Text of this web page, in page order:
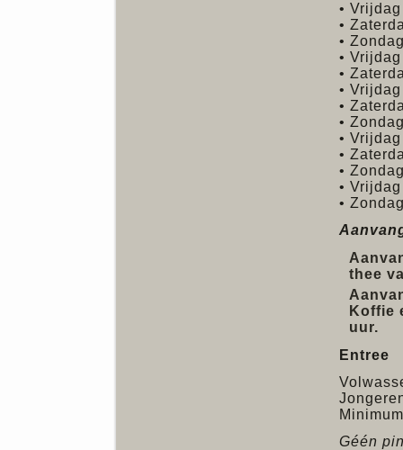
•
•
•
•
•
•
•
•
•
•
•
•
•
thee
Koffie
uur.
Entree
Géén